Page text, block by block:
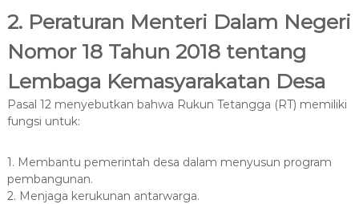
2. Peraturan Menteri Dalam Negeri
Nomor 18 Tahun 2018 tentang
Lembaga Kemasyarakatan Desa
Pasal 12 menyebutkan bahwa Rukun Tetangga (RT) memiliki
fungsi untuk:
1. Membantu pemerintah desa dalam menyusun program
pembangunan.
2. Menjaga kerukunan antarwarga.